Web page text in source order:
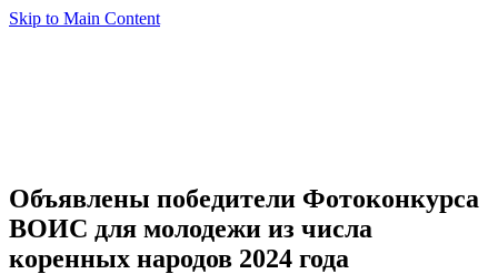
Skip to Main Content
Объявлены победители Фотоконкурса
ВОИС для молодежи из числа
коренных народов 2024 года